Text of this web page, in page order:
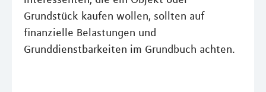
Grundstück kaufen wollen, sollten auf
finanzielle Belastungen und
Grunddienstbarkeiten im Grundbuch achten.